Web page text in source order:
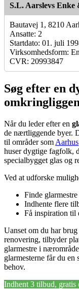
S.L. Aarslevs Enke
Bautavej 1, 8210
Ansatte: 2
Startdato: 01. juli
Virksomhedsform:
CVR: 20993847
Søg efter en
Når du leder efter en
de nærtliggende byer.
til områder som Aarhus
huser dygtige fagfolk,
specialbygget glas og
Ved at udforske
Finde
Indhente flere
Få inspiration til
Uanset om du har
renovering, tilbyder
glarmestre i
glarmesterne får du
behov.
Indhent 3 tilbud, gratis